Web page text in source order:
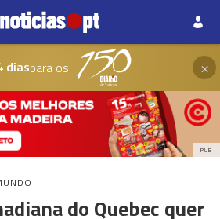
diaspara os ×
PUB
do Quebec quer